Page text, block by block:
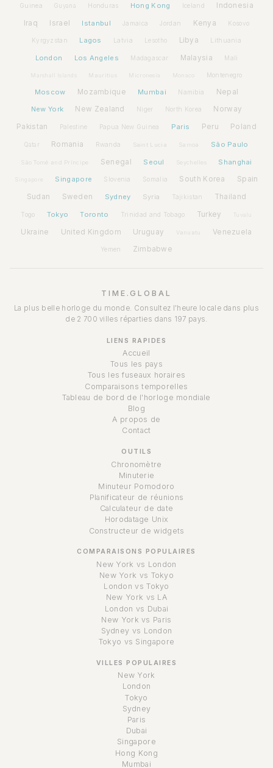
Guinea Guyana Honduras Hong Kong Iceland Indonesia
Iraq Israel Istanbul Jamaica Jordan Kenya Kosovo
Kyrgyzstan Lagos Latvia Lesotho Libya Lithuania
London Los Angeles Madagascar Malaysia Mali
Mauritius Micronesia Monaco Montenegro
Moscow Mozambique Mumbai Namibia Nepal
New York New Zealand Niger North Korea Norway
Pakistan Palestine Papua New Guinea Paris Peru Poland
Qatar Romania Rwanda Saint Lucia Samoa São Paulo
São Tomé and Príncipe Senegal Seoul Seychelles Shanghai
Singapore Slovenia Somalia South Korea Spain
Sudan Sweden Sydney Syria Tajikistan Thailand
Togo Tokyo Toronto Trinidad and Tobago Turkey Tuvalu
Ukraine United Kingdom Uruguay Vanuatu Venezuela
Yemen Zimbabwe
TIME.GLOBAL
La plus belle horloge du monde. Consultez l'heure locale dans plus
de 2 700 villes réparties dans 197 pays.
LIENS RAPIDES
Accueil
Tous les pays
Tous les fuseaux horaires
Comparaisons temporelles
Tableau de bord de l'horloge mondiale
Blog
A propos de
Contact
OUTILS
Chronomètre
Minuterie
Minuteur Pomodoro
Planificateur de réunions
Calculateur de date
Horodatage Unix
Constructeur de widgets
COMPARAISONS POPULAIRES
New York vs London
New York vs Tokyo
London vs Tokyo
New York vs LA
London vs Dubai
New York vs Paris
Sydney vs London
Tokyo vs Singapore
VILLES POPULAIRES
New York
London
Tokyo
Sydney
Paris
Dubai
Singapore
Hong Kong
Mumbai